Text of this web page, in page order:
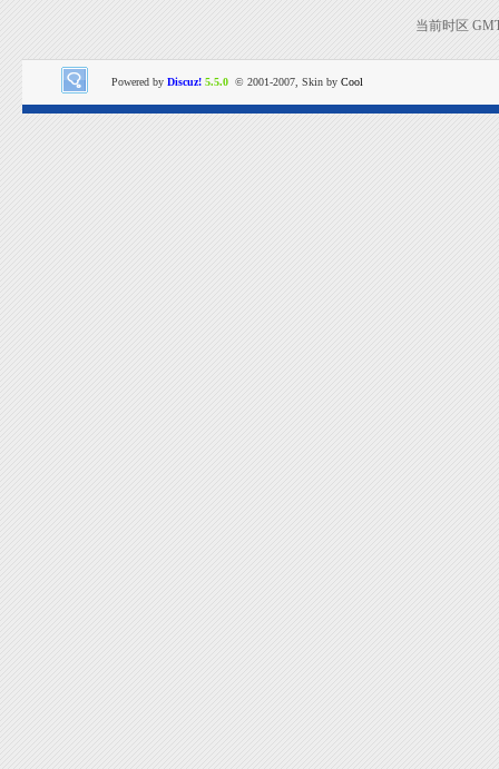
当前时区
Powered by Discuz! 5.5.0 © 2001-2007, Skin by Cool